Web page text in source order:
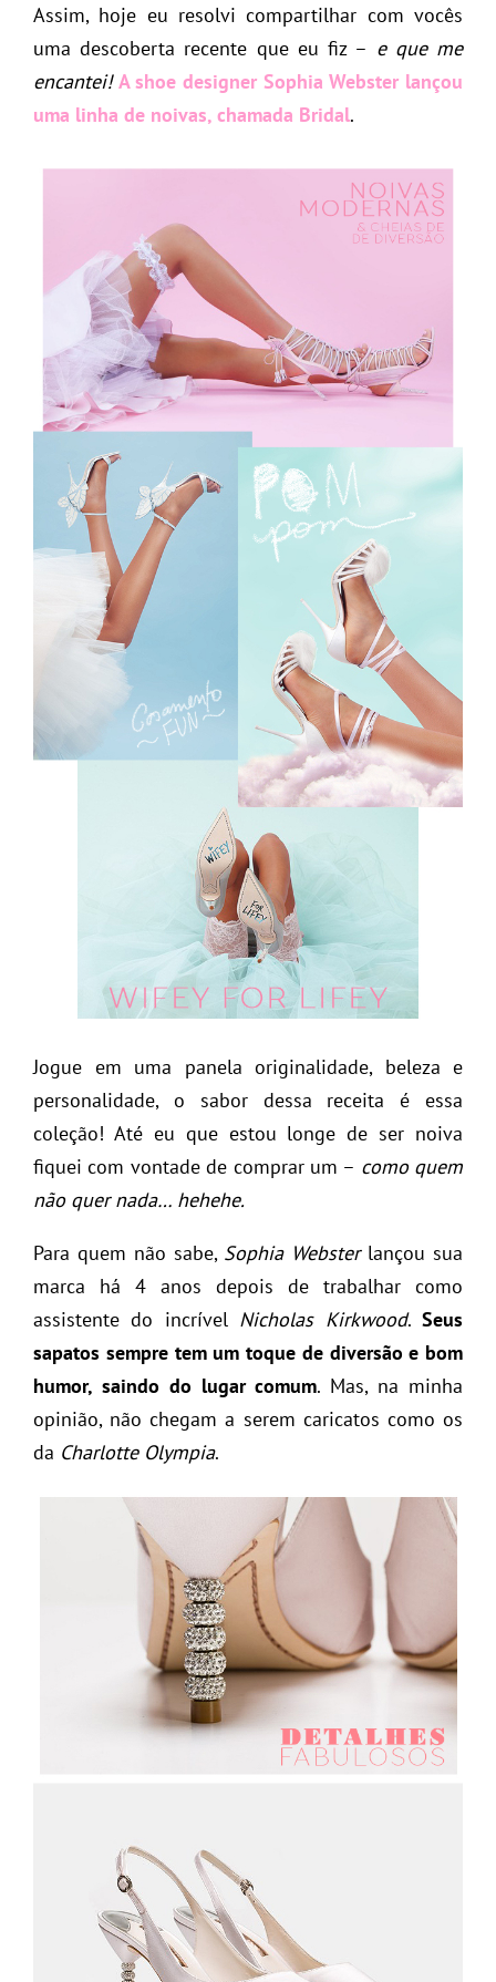
Assim, hoje eu resolvi compartilhar com vocês
uma descoberta recente que eu fiz – e que me
encantei! A shoe designer Sophia Webster lançou
uma linha de noivas, chamada Bridal.
Jogue em uma panela originalidade, beleza e
personalidade, o sabor dessa receita é essa
coleção! Até eu que estou longe de ser noiva
fiquei com vontade de comprar um – como quem
não quer nada… hehehe.
Para quem não sabe, Sophia Websterlançou sua
marca há 4 anos depois de trabalhar como
assistente do incrível Nicholas Kirkwood.Seus
sapatos sempre tem um toque de diversão e bom
humor, saindo do lugar comum. Mas, na minha
opinião, não chegam a serem caricatos como os
da Charlotte Olympia.